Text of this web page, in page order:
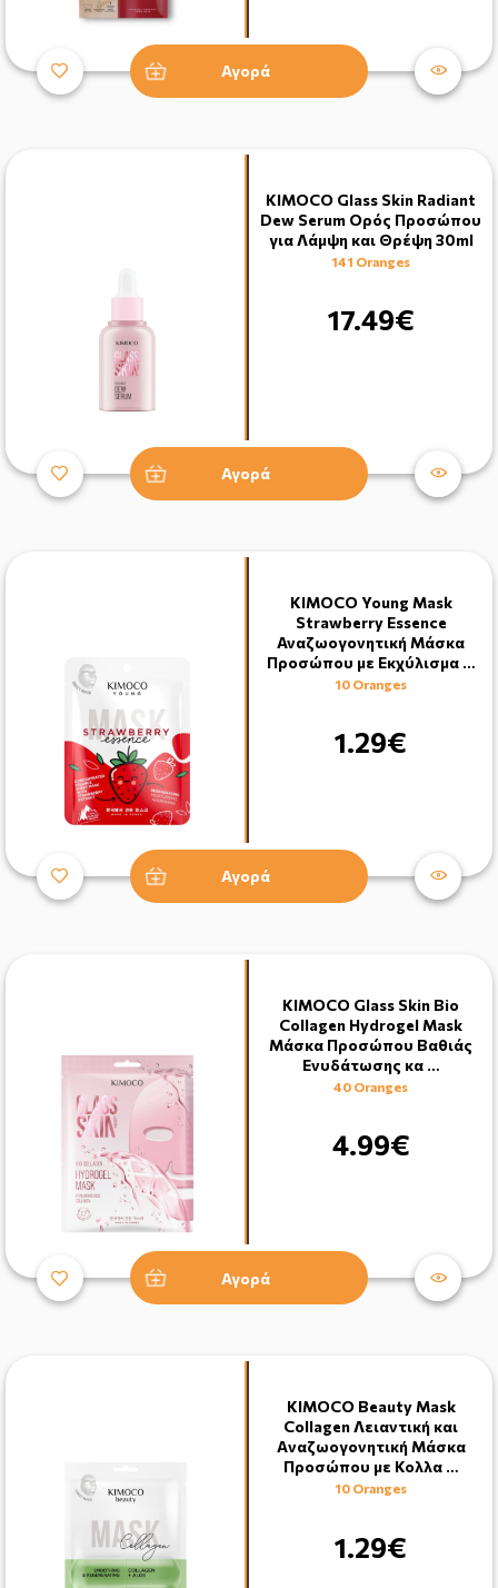
Αγορά
KIMOCO Glass Skin Radiant
Dew Serum Ορός Προσώπου
για Λάμψη και Θρέψη 30ml
141 Oranges
17.49€
Αγορά
KIMOCO Young Mask
Strawberry Essence
Αναζωογονητική Μάσκα
Προσώπου με Εκχύλισμα …
10 Oranges
1.29€
Αγορά
KIMOCO Glass Skin Bio
Collagen Hydrogel Mask
Μάσκα Προσώπου Βαθιάς
Ενυδάτωσης κα …
40 Oranges
4.99€
Αγορά
KIMOCO Beauty Mask
Collagen Λειαντική και
Aναζωογονητική Μάσκα
Προσώπου με Κολλα …
10 Oranges
1.29€